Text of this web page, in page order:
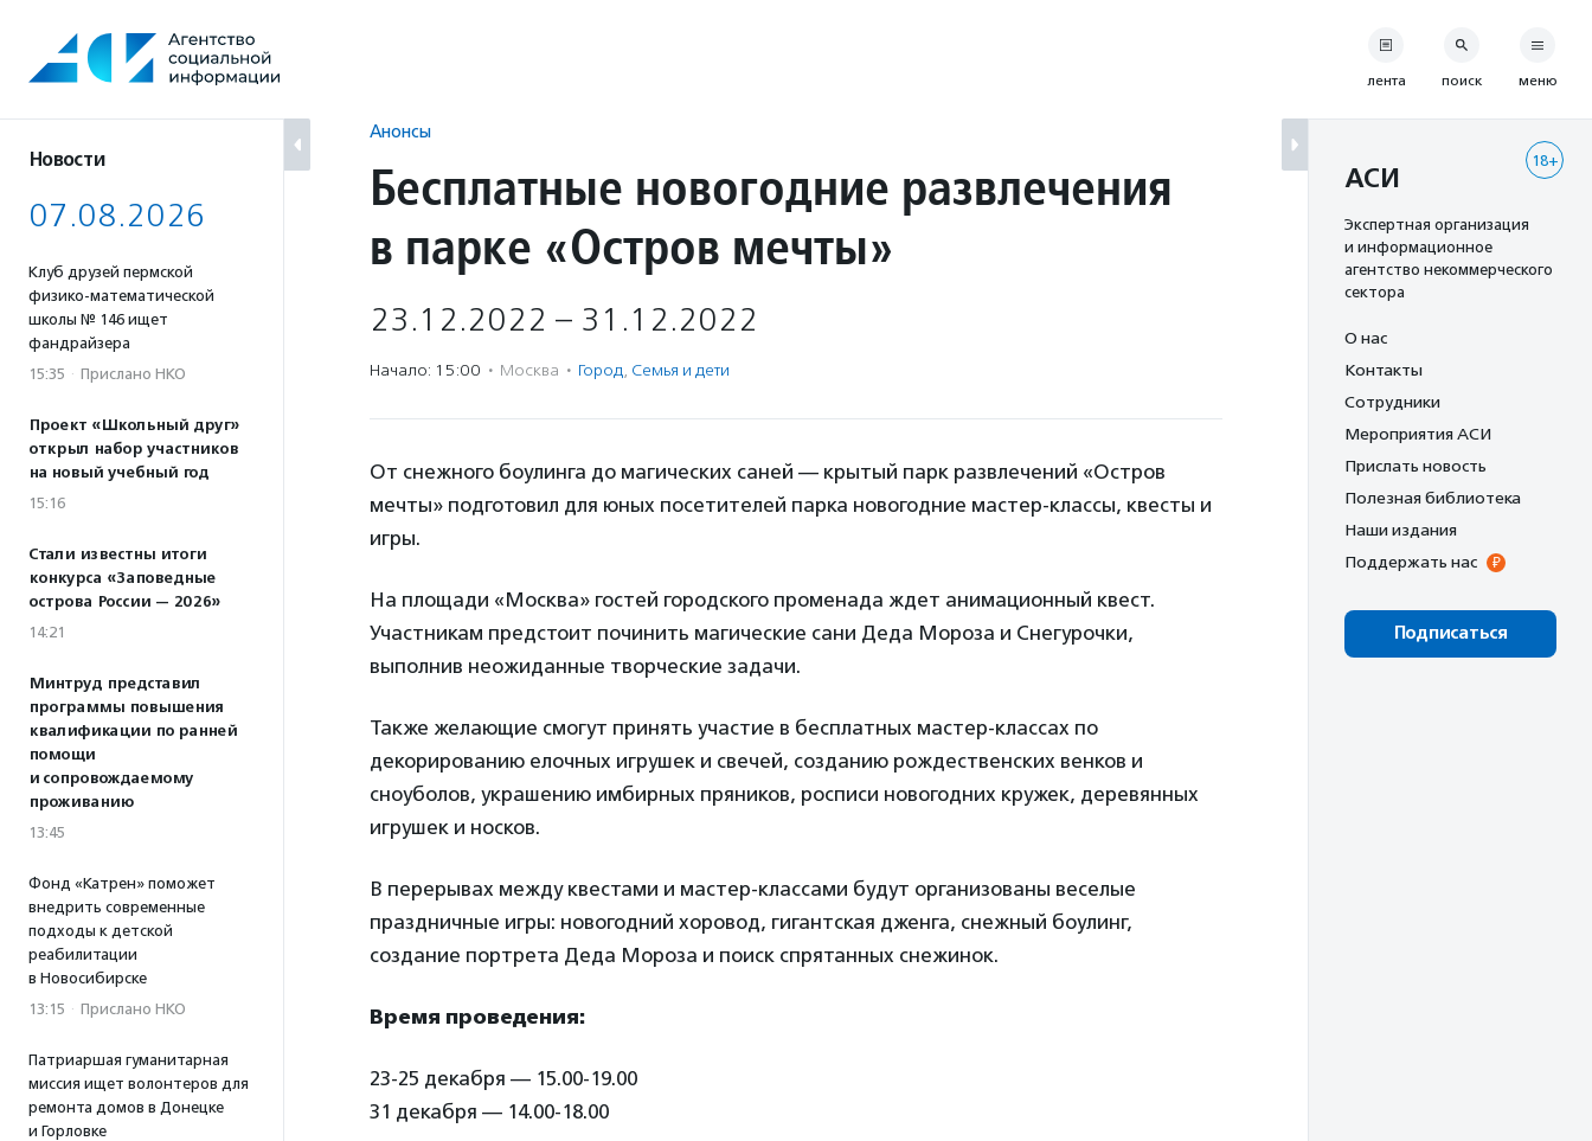
содержанию
Новости
07.08.2026
Клуб друзей пермской
физико-математической
школы № 146 ищет
фандрайзера
15:35 · Прислано НКО
Проект «Школьный друг»
открыл набор участников
на новый учебный год
15:16
Стали известны итоги
конкурса «Заповедные
острова России — 2026»
14:21
Минтруд представил
программы повышения
квалификации по ранней
помощи
и сопровождаемому
проживанию
13:45
Фонд «Катрен» поможет
внедрить современные
подходы к детской
реабилитации
в Новосибирске
13:15 · Прислано НКО
Патриаршая гуманитарная
миссия ищет волонтеров для
ремонта домов в Донецке
и Горловке
Анонсы
Бесплатные новогодние развлечения
в парке «Остров мечты»
23.12.2022 – 31.12.2022
Начало: 15:00 · Москва · Город, Семья и дети
От снежного боулинга до магических саней — крытый парк развлечений «Остров
мечты» подготовил для юных посетителей парка новогодние мастер-классы, квесты и
игры.
На площади «Москва» гостей городского променада ждет анимационный квест.
Участникам предстоит починить магические сани Деда Мороза и Снегурочки,
выполнив неожиданные творческие задачи.
Также желающие смогут принять участие в бесплатных мастер-классах по
декорированию елочных игрушек и свечей, созданию рождественских венков и
сноуболов, украшению имбирных пряников, росписи новогодних кружек, деревянных
игрушек и носков.
В перерывах между квестами и мастер-классами будут организованы веселые
праздничные игры: новогодний хоровод, гигантская дженга, снежный боулинг,
создание портрета Деда Мороза и поиск спрятанных снежинок.
Время проведения:
23-25 декабря — 15.00-19.00
31 декабря — 14.00-18.00
лента поиск меню
18+
АСИ
Экспертная организация
и информационное
агентство некоммерческого
сектора
О нас
Контакты
Сотрудники
Мероприятия АСИ
Прислать новость
Полезная библиотека
Наши издания
Поддержать нас
Подписаться